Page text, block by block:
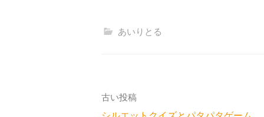
あいりとる
投
古い投稿